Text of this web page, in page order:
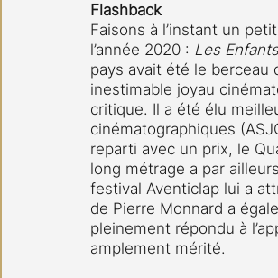
Flashback
Faisons à l’instant un
l’année 2020 : Les
pays avait été le
inestimable joyau
critique. Il a été élu
cinématographiques
reparti avec un prix, le
long métrage a par
festival Aventiclap lui a
de Pierre Monnard a
pleinement répondu à
amplement mérité.